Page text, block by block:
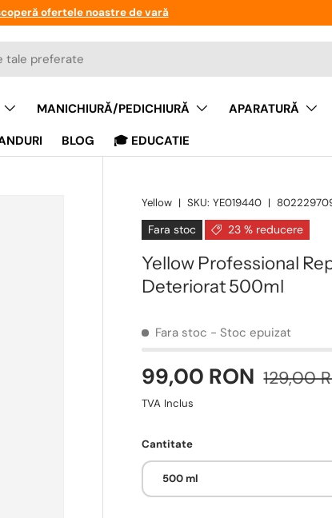
ofertele noastre de vară
MANICHIURĂ/PEDICHIURĂ
APARATURĂ
BLOG 🎓 EDUCATIE
Yellow |SKU: YE019440 |
Fara stoc 23 % reducere
Yellow Professional
Deteriorat 500ml
Fara stoc - Stoc epuizat
99,00 RON 129,00
TVA Inclus
Cantitate
500 ml